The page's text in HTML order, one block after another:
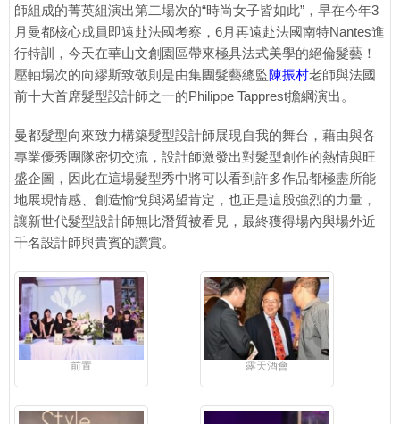
師組成的菁英組演出第二場次的“時尚女子皆如此”，早在今年3
月曼都核心成員即遠赴法國考察，6月再遠赴法國南特Nantes進
行特訓，今天在華山文創園區帶來極具法式美學的絕倫髮藝！
壓軸場次的向繆斯致敬則是由集團髮藝總監陳振村老師與法國
前十大首席髮型設計師之一的Philippe Tapprest擔綱演出。
曼都髮型向來致力構築髮型設計師展現自我的舞台，藉由與各
專業優秀團隊密切交流，設計師激發出對髮型創作的熱情與旺
盛企圖，因此在這場髮型秀中將可以看到許多作品都極盡所能
地展現情感、創造愉悅與渴望肯定，也正是這股強烈的力量，
讓新世代髮型設計師無比潛質被看見，最終獲得場內與場外近
千名設計師與貴賓的讚賞。
前置 露天酒會